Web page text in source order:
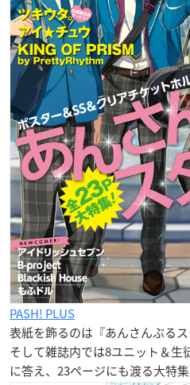
PASH! PLUS
表紙を飾るのは『あんさんぶる
そして雑誌内では8ユニット＆生
に答え、23ページにも渡る大特集